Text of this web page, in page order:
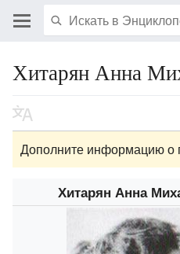
Хитарян Анна
Дополните информацию о
Хитарян Анна